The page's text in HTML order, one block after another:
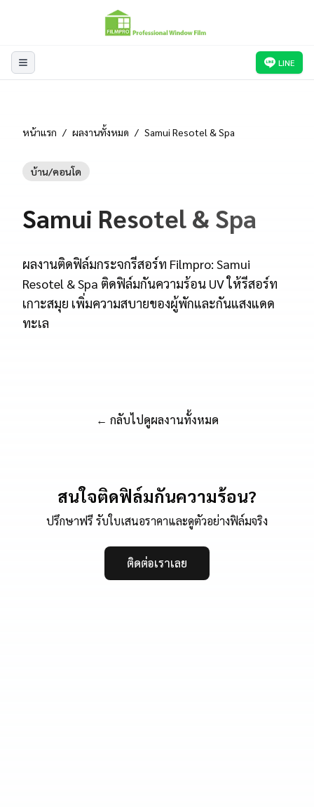
LINE
หน้าแรก / ผลงานทั้งหมด / Samui Resotel & Spa
บ้าน/คอนโด
Samui Resotel & Spa
ผลงานติดฟิล์มกระจกรีสอร์ท Filmpro: Samui
Resotel & Spa ติดฟิล์มกันความร้อน UV ให้รีสอร์ท
เกาะสมุย เพิ่มความสบายของผู้พักและกันแสงแดด
ทะเล
← กลับไปดูผลงานทั้งหมด
สนใจติดฟิล์มกันความร้อน?
ปรึกษาฟรี รับใบเสนอราคาและดูตัวอย่างฟิล์มจริง
ติดต่อเราเลย